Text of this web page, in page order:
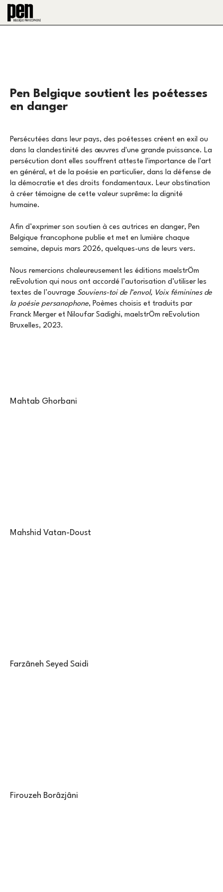
Pen Belgique soutient les poétesses
en danger
Persécutées dans leur pays, des poétesses créent en exil ou
dans la clandestinité des œuvres d'une grande puissance. La
persécution dont elles souffrent atteste l'importance de l'art
en général, et de la poésie en particulier, dans la défense de
la démocratie et des droits fondamentaux. Leur obstination
à créer témoigne de cette valeur suprême: la dignité
humaine.
Afin d’exprimer son soutien à ces autrices en danger, Pen
Belgique francophone publie et met en lumière chaque
semaine, depuis mars 2026, quelques-uns de leurs vers.
Nous remercions chaleureusement les éditions maelstrÖm
reEvolution qui nous ont accordé l’autorisation d’utiliser les
textes de l’ouvrage Souviens-toi de l’envol, Voix féminines de
la poésie persanophone, Poèmes choisis et traduits par
Franck Merger et Niloufar Sadighi, maelstrÖm reEvolution
Bruxelles, 2023.
Mahtab Ghorbani
Mahshid Vatan-Doust
Farzâneh Seyed Saidi
Firouzeh Borâzjâni